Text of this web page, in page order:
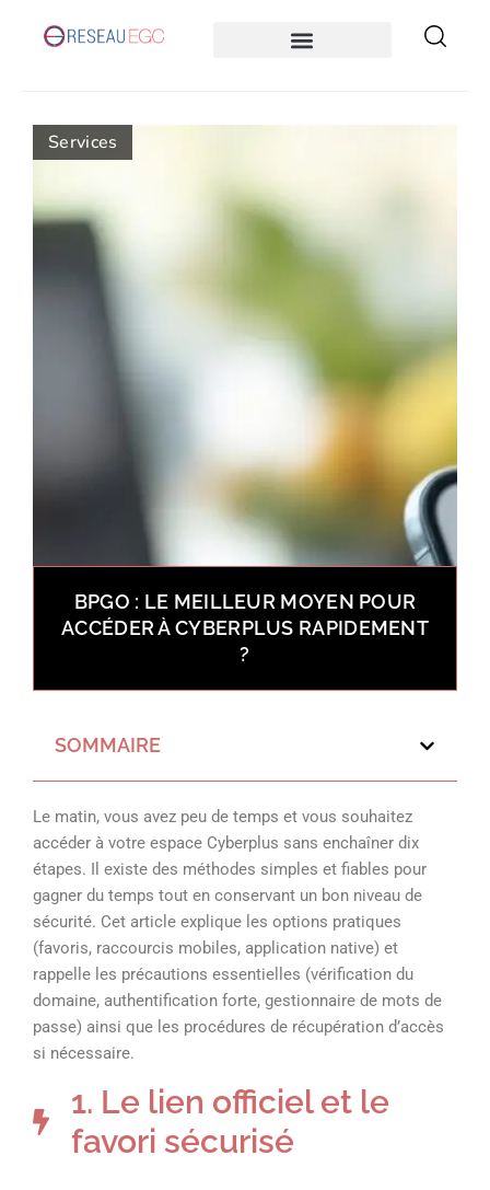
Services
BPGO : LE MEILLEUR MOYEN POUR
ACCÉDER À CYBERPLUS RAPIDEMENT
?
SOMMAIRE
Le matin, vous avez peu de temps et vous souhaitez
accéder à votre espace Cyberplus sans enchaîner dix
étapes. Il existe des méthodes simples et fiables pour
gagner du temps tout en conservant un bon niveau de
sécurité. Cet article explique les options pratiques
(favoris, raccourcis mobiles, application native) et
rappelle les précautions essentielles (vérification du
domaine, authentification forte, gestionnaire de mots de
passe) ainsi que les procédures de récupération d’accès
si nécessaire.
1. Le lien officiel et le
favori sécurisé